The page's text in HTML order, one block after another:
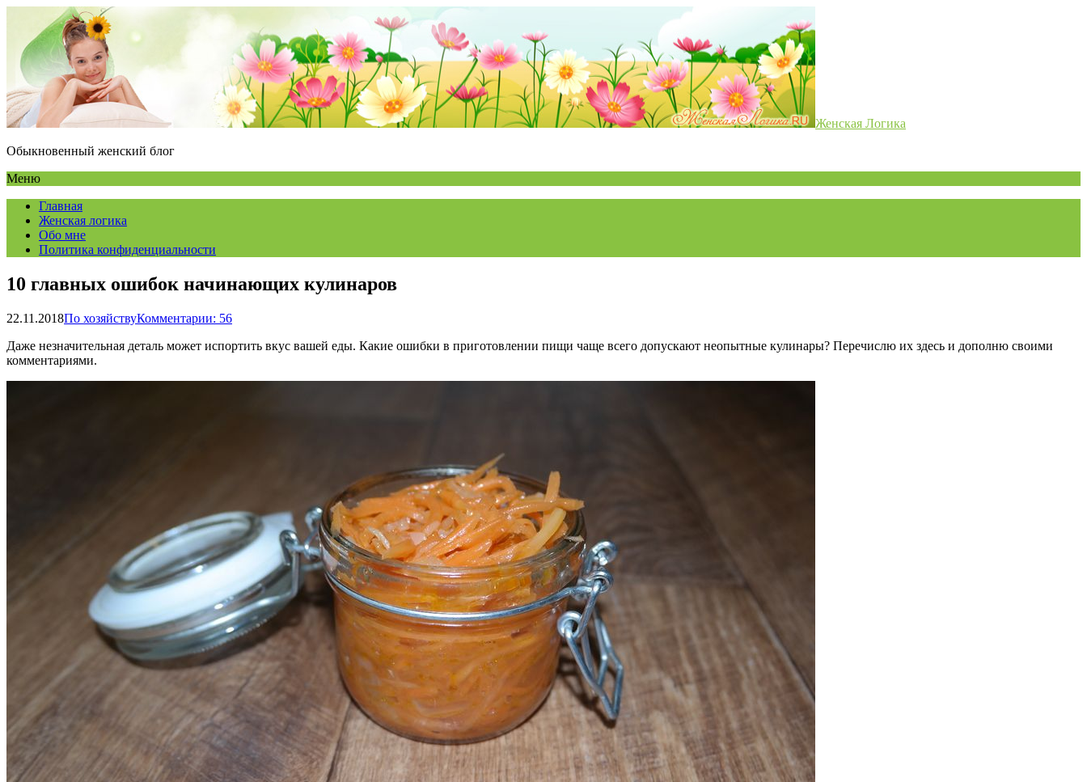
Женская Логика
Обыкновенный женский блог
Меню
Главная
Женская логика
Обо мне
Политика конфиденциальности
10 главных ошибок начинающих кулинаров
22.11.2018По хозяйствуКомментарии: 56
Даже незначительная деталь может испортить вкус вашей еды. Какие ошибки в приготовлении пищи чаще всего допускают неопытные кулинары? Перечислю их здесь и дополню своими
комментариями.